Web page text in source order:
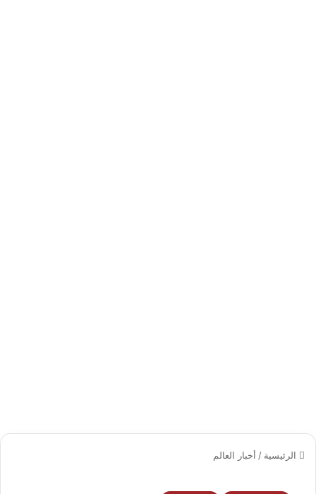
الرئيسية / أخبار العالم